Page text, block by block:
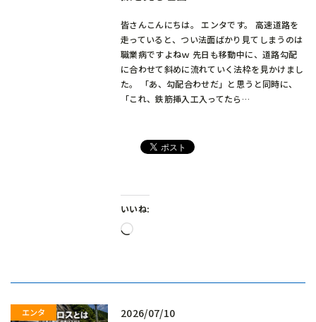
皆さんこんにちは。 エンタです。 高速道路を
走っていると、つい法面ばかり見てしまうのは
職業病ですよねｗ 先日も移動中に、道路勾配
に合わせて斜めに流れていく法枠を見かけまし
た。 「あ、勾配合わせだ」と思うと同時に、
「これ、鉄筋挿入工入ってたら…
いいね:
読
2026/07/10